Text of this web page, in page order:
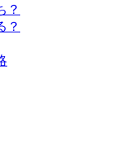
？
？